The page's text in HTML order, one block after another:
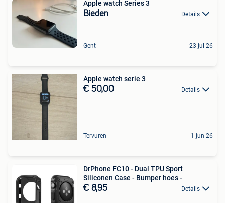
Apple watch Series 3
Bieden Details
Gent 23 jul 26
Apple watch serie 3
€ 50,00 Details
Tervuren 1 jun 26
DrPhone FC10 - Dual TPU Sport
Siliconen Case - Bumper hoes -
€ 8,95 Details